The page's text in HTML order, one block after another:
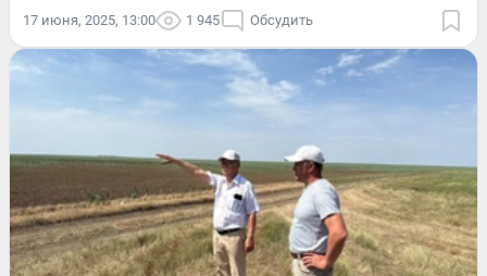
17 июня, 2025, 13:00 1 945 Обсудить